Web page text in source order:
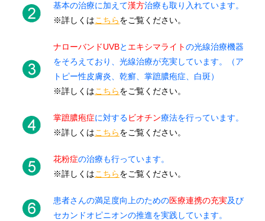
基本の治療に加えて漢方治療も取り入れています。
※詳しくはこちらをご覧ください。
ナローバンドUVBと エキシマライトの光線治療機器
をそろえており、光線治療が充実しています。（ア
トピー性皮膚炎、乾癬、掌蹠膿疱症、白斑）
※詳しくはこちらをご覧ください。
掌蹠膿疱症に対するビオチン療法を行っています。
※詳しくはこちらをご覧ください。
花粉症の治療も行っています。
※詳しくはこちらをご覧ください。
患者さんの満足度向上のための医療連携の充実及び
セカンドオピニオンの推進を実践しています。